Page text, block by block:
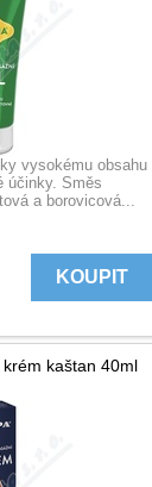
vysokému obsahu
účinky. Směs
a borovicová...
KOUPIT
kaštan 40ml